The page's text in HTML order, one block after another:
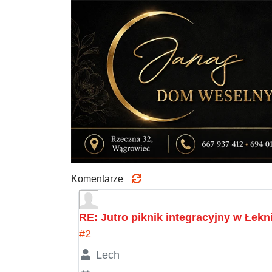
Komentarze
RE: Jutro piknik integracyjny w
#2
Lech